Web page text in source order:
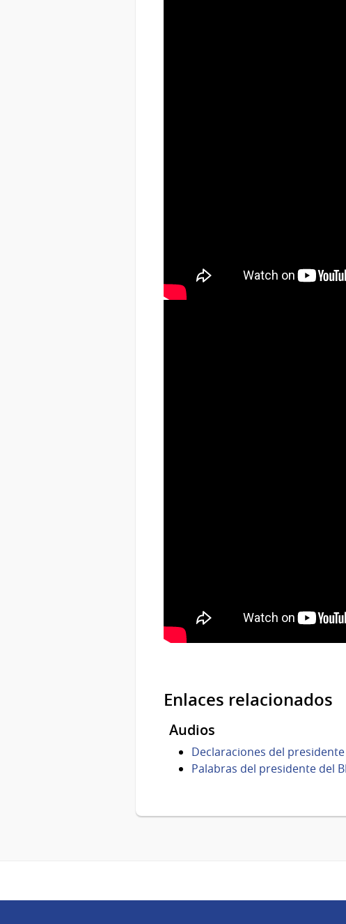
Enlaces relacionados
Audios
Declaraciones del
Palabras del presidente del